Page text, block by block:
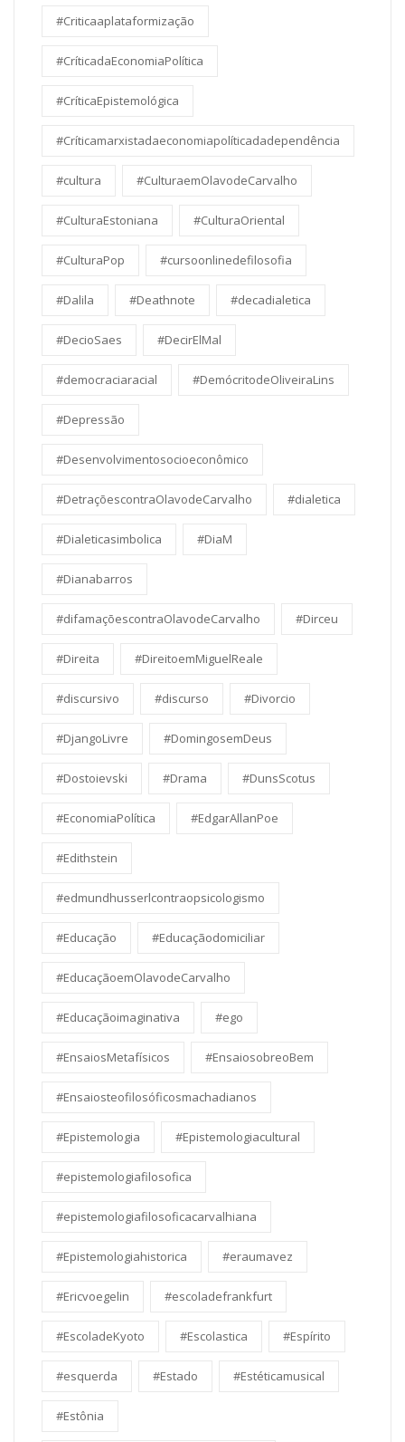
#Criticaaplataformização
#CríticadaEconomiaPolítica
#CríticaEpistemológica
#Críticamarxistadaeconomiapolíticadadependência
#cultura #CulturaemOlavodeCarvalho
#CulturaEstoniana #CulturaOriental
#CulturaPop #cursoonlinedefilosofia
#Dalila #Deathnote #decadialetica
#DecioSaes #DecirElMal
#democraciaracial #DemócritodeOliveiraLins
#Depressão
#Desenvolvimentosocioeconômico
#DetraçõescontraOlavodeCarvalho #dialetica
#Dialeticasimbolica #DiaM
#Dianabarros
#difamaçõescontraOlavodeCarvalho #Dirceu
#Direita #DireitoemMiguelReale
#discursivo #discurso #Divorcio
#DjangoLivre #DomingosemDeus
#Dostoievski #Drama #DunsScotus
#EconomiaPolítica #EdgarAllanPoe
#Edithstein
#edmundhusserlcontraopsicologismo
#Educação #Educaçãodomiciliar
#EducaçãoemOlavodeCarvalho
#Educaçãoimaginativa #ego
#EnsaiosMetafísicos #EnsaiosobreoBem
#Ensaiosteofilosóficosmachadianos
#Epistemologia #Epistemologiacultural
#epistemologiafilosofica
#epistemologiafilosoficacarvalhiana
#Epistemologiahistorica #eraumavez
#Ericvoegelin #escoladefrankfurt
#EscoladeKyoto #Escolastica #Espírito
#esquerda #Estado #Estéticamusical
#Estônia